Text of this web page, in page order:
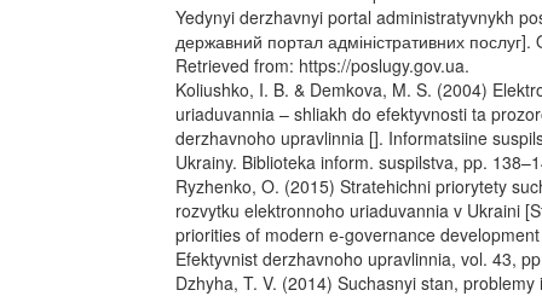
Yedynyi derzhavnyi portal administratyvnykh
державний портал адміністративних
Retrieved from: https://poslugy.gov.ua.
Koliushko, I. B. & Demkova, M. S. (2004)
uriaduvannia – shliakh do efektyvnosti ta
derzhavnoho upravlinnia []. Informatsiine
Ukrainy. Biblioteka inform. suspilstva, pp.
Ryzhenko, O. (2015) Stratehichni priorytety
rozvytku elektronnoho uriaduvannia v Ukraini
priorities of modern e-governance
Efektyvnist derzhavnoho upravlinnia, vol. 43,
Dzhyha, T. V. (2014) Suchasnyi stan, problemy